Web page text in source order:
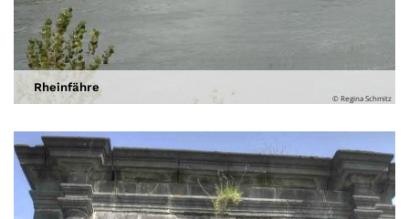
Rheinfähre
© Regina Schmitz